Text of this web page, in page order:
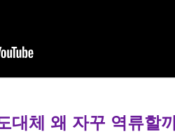
대체 왜 자꾸 역류할